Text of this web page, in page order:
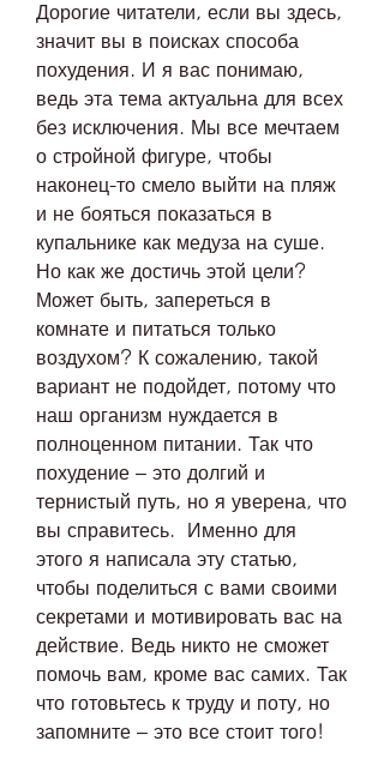
Дорогие читатели, если вы здесь,
значит вы в поисках способа
похудения. И я вас понимаю,
ведь эта тема актуальна для всех
без исключения. Мы все мечтаем
о стройной фигуре, чтобы
наконец-то смело выйти на пляж
и не бояться показаться в
купальнике как медуза на суше.
Но как же достичь этой цели?
Может быть, запереться в
комнате и питаться только
воздухом? К сожалению, такой
вариант не подойдет, потому что
наш организм нуждается в
полноценном питании. Так что
похудение – это долгий и
тернистый путь, но я уверена, что
вы справитесь.  Именно для
этого я написала эту статью,
чтобы поделиться с вами своими
секретами и мотивировать вас на
действие. Ведь никто не сможет
помочь вам, кроме вас самих. Так
что готовьтесь к труду и поту, но
запомните – это все стоит того!